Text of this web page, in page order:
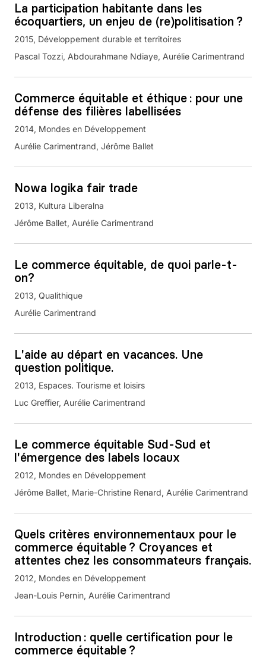
La participation habitante dans les
écoquartiers, un enjeu de (re)politisation ?
2015 Développement durable et territoires
Pascal Tozzi, Abdourahmane Ndiaye, Aurélie Carimentrand
Commerce équitable et éthique : pour une
défense des filières labellisées
2014 Mondes en Développement
Aurélie Carimentrand, Jérôme Ballet
Nowa logika fair trade
2013 Kultura Liberalna
Jérôme Ballet, Aurélie Carimentrand
Le commerce équitable, de quoi parle-t-
on?
2013 Qualithique
Aurélie Carimentrand
L'aide au départ en vacances. Une
question politique.
2013 Espaces. Tourisme et loisirs
Luc Greffier, Aurélie Carimentrand
Le commerce équitable Sud-Sud et
l'émergence des labels locaux
2012 Mondes en Développement
Jérôme Ballet, Marie-Christine Renard, Aurélie Carimentrand
Quels critères environnementaux pour le
commerce équitable ? Croyances et
attentes chez les consommateurs français.
2012 Mondes en Développement
Jean-Louis Pernin, Aurélie Carimentrand
Introduction : quelle certification pour le
commerce équitable ?